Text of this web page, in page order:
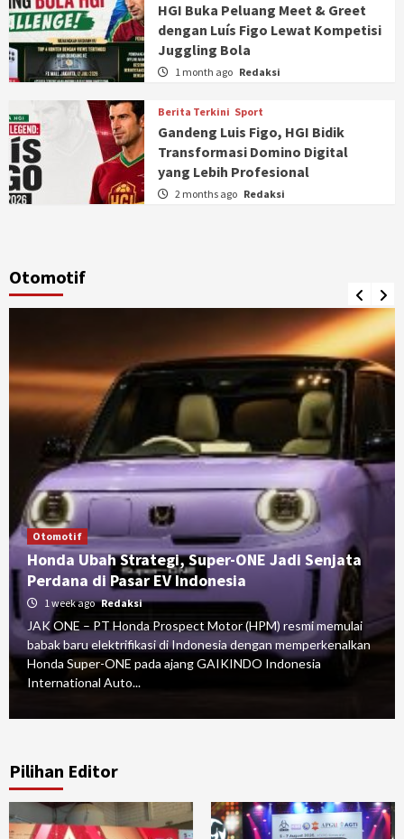
HGI Buka Peluang Meet & Greet
dengan Luís Figo Lewat Kompetisi
Juggling Bola
1 month ago Redaksi
Berita Terkini Sport
Gandeng Luis Figo, HGI Bidik
Transformasi Domino Digital
yang Lebih Profesional
2 months ago Redaksi
Otomotif
Otomotif
Honda Ubah Strategi, Super-ONE Jadi Senjata
Perdana di Pasar EV Indonesia
1 week ago Redaksi
JAK ONE – PT Honda Prospect Motor (HPM) resmi memulai
babak baru elektrifikasi di Indonesia dengan memperkenalkan
Honda Super-ONE pada ajang GAIKINDO Indonesia
International Auto...
Pilihan Editor